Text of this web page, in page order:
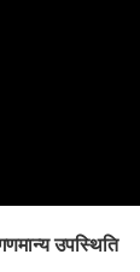
उपस्थिति